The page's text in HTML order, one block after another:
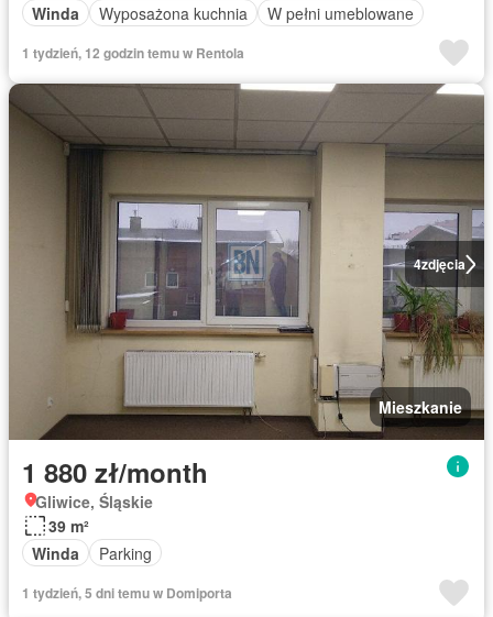
Winda
Wyposażona kuchnia W pełni umeblowane
1 tydzień, 12 godzin temu w Rentola
4zdjęcia
Mieszkanie
1 880 zł/month
Gliwice, Śląskie
39 m²
Winda
Parking
1 tydzień, 5 dni temu w Domiporta